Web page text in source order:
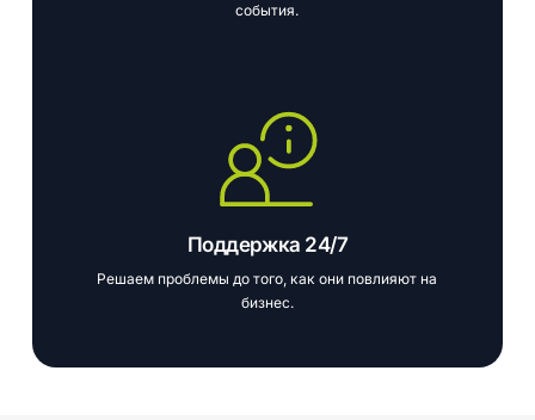
события.
Поддержка 24/7
Решаем проблемы до того, как они повлияют на
бизнес.